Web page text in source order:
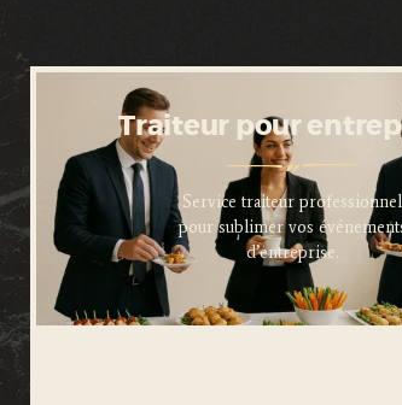
Traiteur pour
Service traiteur professionnel
pour sublimer vos
d’entreprise.